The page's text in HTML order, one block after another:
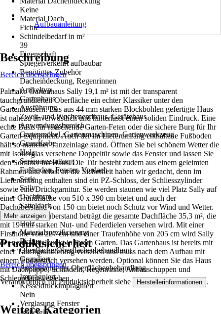
Keine
Material Dach
Fichte
Schindelbedarf in m²
39
Eigenschaft
Spiegelverkehrt aufbaubar
Benötigtes Zubehör
Dacheindeckung, Regenrinnen
Artikeltyp
Gartenhaus
Ausführung
Zweit- und Wochenendhaus, Gerätehaus
Anwendungsbereich
Gartenmöbel, Gartenmaschinen, Gartenwerkzeug
Grundfarbe
Holz
Serienausstattung
Fußboden, Fenster, Vordach
Serie
Sally
Dachform
Satteldach
Material
Holz
Materialspezifizierung
Fichte
Oberfläche/Oberflächenbehandlung
Grundiert
Ausführung der Oberflächenbehandlung
Imprägniert
Kesseldruckimprägniert
Nein
Verglasung Fenster
Isolierglas
Aufbauanleitung
Beschreibung
Bereich überspringen
Palmako Gartenhaus Sally 19,1 m² ist mit der transparent
tauchgrundierten Oberfläche ein echter Klassiker unter den
Gartenhäusern. Das aus 44 mm starken Blockbohlen gefertigte Haus
ist nahezu unverwüstlich und hinterlässt einen soliden Eindruck. Eine
echte Basis für rauschende Garten-Feten oder die sichere Burg für Ihr
Garten-Equipment. Auch der im Lieferumfang enthaltene Fußboden
hält so mancher Tanzeinlage stand. Öffnen Sie bei schönem Wetter die
mit Isolierglas versehene Doppeltür sowie das Fenster und lassen Sie
den Sommer ins Haus. Die Tür besteht zudem aus einem geleimten
Rahmen und selbst an die Sicherheit haben wir gedacht, denn im
Lieferumfang enthalten sind ein PZ-Schloss, der Schliesszylinder
sowie eine Drückgarnitur. Sie werden staunen wie viel Platz Sally auf
einer Grundfläche von 510 x 390 cm bietet und auch der
Dachüberstand von 150 cm bietet noch Schutz vor Wind und Wetter.
Inklusive Dachüberstand beträgt die gesamte Dachfläche 35,3 m², die
mit 19 mm starken Nut- und Federdielen versehen wird. Mit einer
Firsthöhe von 267 cm und einer Traufenhöhe von 205 cm wird Sally
der neue Mittelpunkt in Ihrem Garten. Das Gartenhaus ist bereits mit
einer Tauchgrundierung versehen und muss nach dem Aufbau mit
einem Endanstrich versehen werden. Optional können Sie das Haus
mit Dachpappe, Schindeln, Regenrinne, Anbauschuppen und
Schleppdach versehen.
Mehr anzeigen
Produktsicherheit
Bereich überspringen
Verantwortlich für Produktsicherheit siehe Herstellerinformationen .
Weitere Kategorien